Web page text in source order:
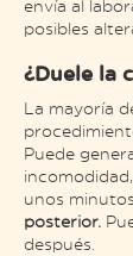
envía al
posibles
¿Duele la
La mayoría
Puede
unos
posterior.
después.